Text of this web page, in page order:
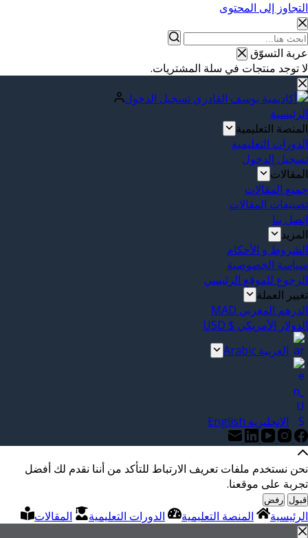
التجاوز إلى المحتوى
عربة التسوّق
لا توجد منتجات في سلة المشتريات.
تسجيل الدخول
الرئيسية
المنصة التعليمية
الدورات التعليمية
تسجيل الدخول
المقالات
جميع المقالات
تصنيفات المقالات
إتصل بنا
المزيد
الشروط و الأحكام
سياسة الخصوصية
الرجوع للموقع الرئيسي
تغيير العملة
الدرهم المغربي MAD
الدولار الأمريكي $ USD
العربية Arabic
الإنجليزية English
نحن نستخدم ملفات تعريف الارتباط للتأكد من أننا نقدم لك أفضل
تجربة على موقعنا.
قبول رفض
الرئيسية المنصة التعليمية الدورات التعليمية
المقالات